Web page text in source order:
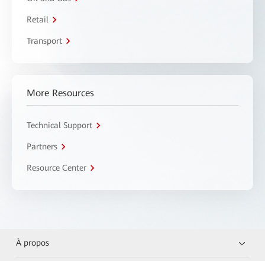
Retail
Transport
More Resources
Technical Support
Partners
Resource Center
À propos